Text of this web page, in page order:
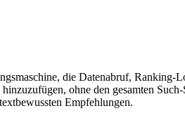
die Datenabruf,
ohne den gesamten
Empfehlungen.